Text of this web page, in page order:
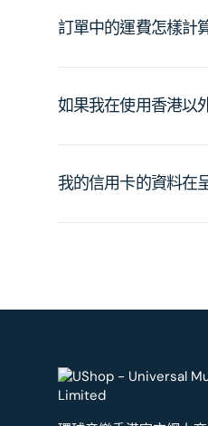
訂單中的運費怎樣計
如果我在使用香港以
我的信用卡的資料在